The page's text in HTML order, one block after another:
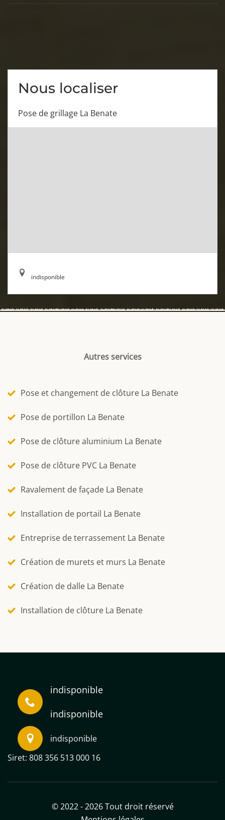
Nous localiser
Pose de grillage La Benate
indisponible
Autres services
Pose et changement de clôture La Benate
Pose de portillon La Benate
Pose de clôture aluminium La Benate
Pose de clôture PVC La Benate
Ravalement de façade La Benate
Installation de portail La Benate
Entreprise de terrassement La Benate
Création de murets et murs La Benate
Création de dalle La Benate
Installation de clôture La Benate
indisponible
indisponible
indisponible
Siret: 808 356 513 000 16
© 2022 - 2026 Tout droit réservé